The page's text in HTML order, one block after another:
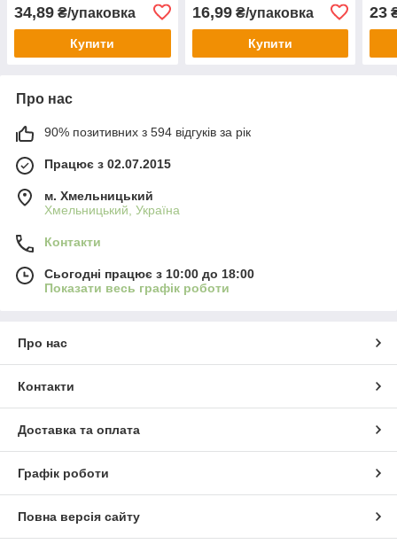
34,89 ₴/упаковка
Купити
16,99₴/упаковка
Купити
23
Про нас
90% позитивних з 594 відгуків за рік
Працює з 02.07.2015
м. Хмельницький
Хмельницький, Україна
Контакти
Сьогодні працює з 10:00 до 18:00
Показати весь графік роботи
Про нас
Контакти
Доставка та оплата
Графік роботи
Повна версія сайту